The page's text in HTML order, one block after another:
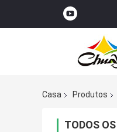
Casa Produtos
TODOS